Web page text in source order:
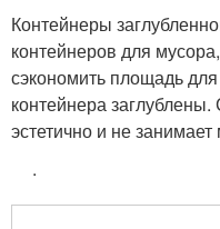
Контейнеры
контейнеров для
сэкономить площадь
контейнера
эстетично и не
.